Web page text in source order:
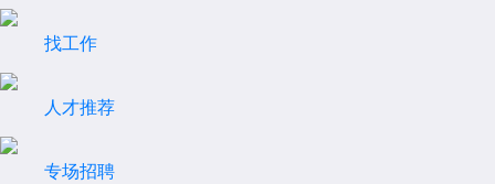
找工作
人才推荐
专场招聘